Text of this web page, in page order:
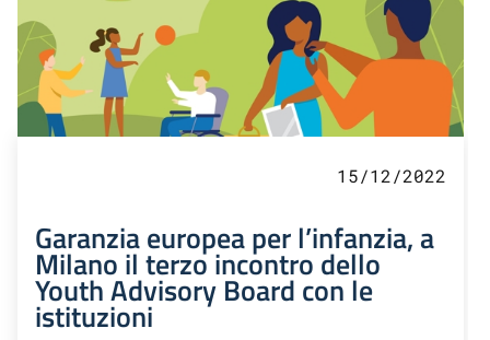
15/12/2022
Garanzia europea per l’infanzia, a
Milano il terzo incontro dello
Youth Advisory Board con le
istituzioni